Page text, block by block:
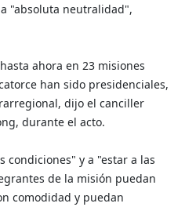
"absoluta neutralidad",
ahora en 23 misiones
han sido presidenciales,
dijo el canciller
durante el acto.
condiciones" y a "estar a las
de la misión puedan
comodidad y puedan